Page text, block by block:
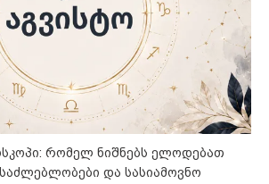
რომელ ნიშნებს ელოდებათ
და სასიამოვნო